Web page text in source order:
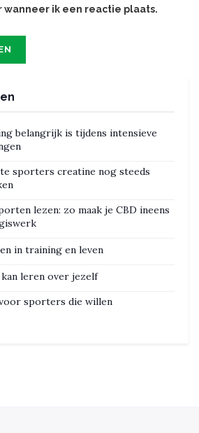
ik een reactie plaats.
belangrijk is tijdens intensieve
sporters creatine nog steeds
lezen: zo maak je CBD ineens
in training en leven
leren over jezelf
sporters die willen